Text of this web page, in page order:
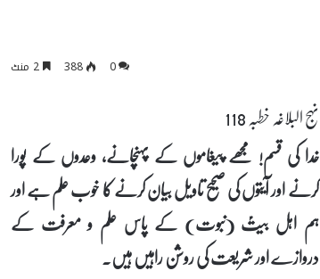
0
388
نہج البلاغہ خطبہ 118
خدا کی قسم! مجھے پیغاموں کے پہنچانے، وعدوں کے پورا
کرنے اور آیتوں کی صحیح تاویل بیان کرنے کا خوب علم ہے اور
ہم اہل بیتؑ (نبوت) کے پاس علم و معرفت کے
دروازے اور شریعت کی روشن راہیں ہیں۔